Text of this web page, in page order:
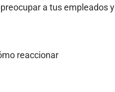
a tus empleados y
reaccionar